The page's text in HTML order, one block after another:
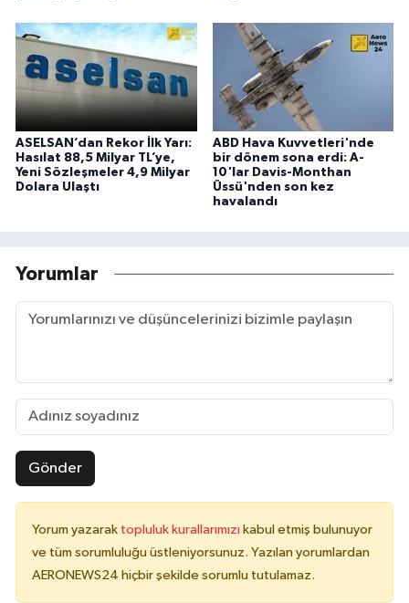
ASELSAN’dan Rekor İlk Yarı:
Hasılat 88,5 Milyar TL’ye,
Yeni Sözleşmeler 4,9 Milyar
Dolara Ulaştı
ABD Hava Kuvvetleri'nde
bir dönem sona erdi: A-
10'lar Davis-Monthan
Üssü'nden son kez
havalandı
Yorumlar
Gönder
Yorum yazarak topluluk kurallarımızı kabul etmiş bulunuyor
ve tüm sorumluluğu üstleniyorsunuz. Yazılan yorumlardan
AERONEWS24 hiçbir şekilde sorumlu tutulamaz.